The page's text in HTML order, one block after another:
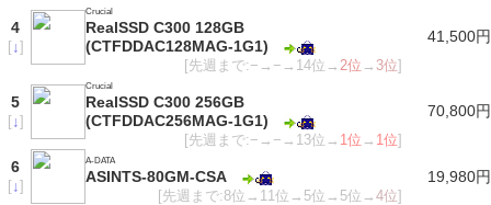
4
[↓]
Crucial
RealSSD C300 128GB
(CTFDDAC128MAG-1G1)
[先週まで:−→−→14位→2位 → 3位]
41,500円
5
[↓]
Crucial
RealSSD C300 256GB
(CTFDDAC256MAG-1G1)
[先週まで:−→−→13位→ 1位 → 1位]
70,800円
6
[↓]
A-DATA
ASINTS-80GM-CSA
[先週まで:8位→11位→5位→5位→4位]
19,980円